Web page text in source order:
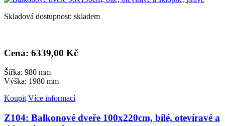
Skladová dostupnost: skladem
Cena: 6339,00 Kč
Šířka: 980 mm
Výška: 1980 mm
Koupit Více informací
Z104: Balkonové dveře 100x220cm, bílé, otevíravé a